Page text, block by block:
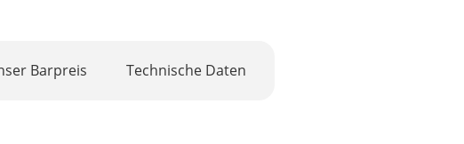
Barpreis Technische Daten